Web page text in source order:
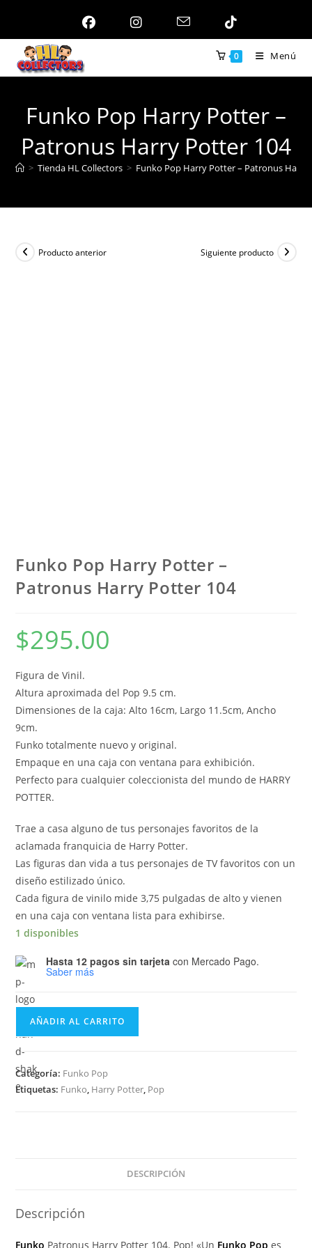
contenido
0 Menú
Funko Pop Harry Potter –
Patronus Harry Potter 104
> Tienda HL Collectors > Funko Pop Harry Potter – Patronus Harry
Producto anterior Siguiente producto
Funko Pop Harry Potter –
Patronus Harry Potter 104
$295.00
Figura de Vinil.
Altura aproximada del Pop 9.5 cm.
Dimensiones de la caja: Alto 16cm, Largo 11.5cm, Ancho
9cm.
Funko totalmente nuevo y original.
Empaque en una caja con ventana para exhibición.
Perfecto para cualquier coleccionista del mundo de HARRY
POTTER.
Trae a casa alguno de tus personajes favoritos de la
aclamada franquicia de Harry Potter.
Las figuras dan vida a tus personajes de TV favoritos con un
diseño estilizado único.
Cada figura de vinilo mide 3,75 pulgadas de alto y vienen
en una caja con ventana lista para exhibirse.
1 disponibles
Hasta 12 pagos sin tarjeta con Mercado Pago.
Saber más
Funko
Harry
Potter
-
AÑADIR AL CARRITO
Categoría: Funko Pop
Etiquetas: Funko, Harry Potter, Pop
DESCRIPCIÓN
Descripción
Funko Patronus Harry Potter 104. Pop! «Un Funko Pop es